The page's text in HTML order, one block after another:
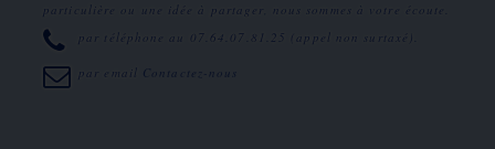
particulière ou une idée à partager, nous sommes à votre écoute.
par téléphone au
07.64.07.81.25 (appel non surtaxé).
par email Contactez-nous